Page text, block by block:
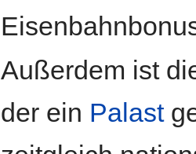
Außerdem ist
der ein Palast